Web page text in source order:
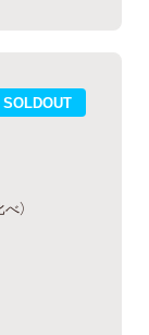
SOLDOUT
）